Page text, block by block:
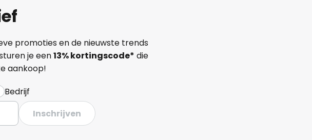
promoties en de nieuwste trends
je een13%kortingscode* die
aankoop!
Bedrijf
Inschrijven